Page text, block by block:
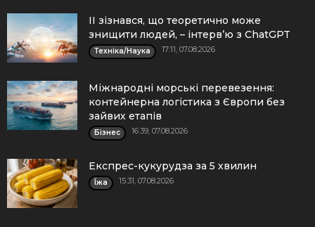
ІІ зізнався, що теоретично може
знищити людей, – інтерв’ю з ChatGPT
Техніка/Наука 17:11, 07.08.2026
Міжнародні морські перевезення:
контейнерна логістика з Європи без
зайвих етапів
Бізнес 16:39, 07.08.2026
Експрес-кукурудза за 5 хвилин
Їжа 15:31, 07.08.2026